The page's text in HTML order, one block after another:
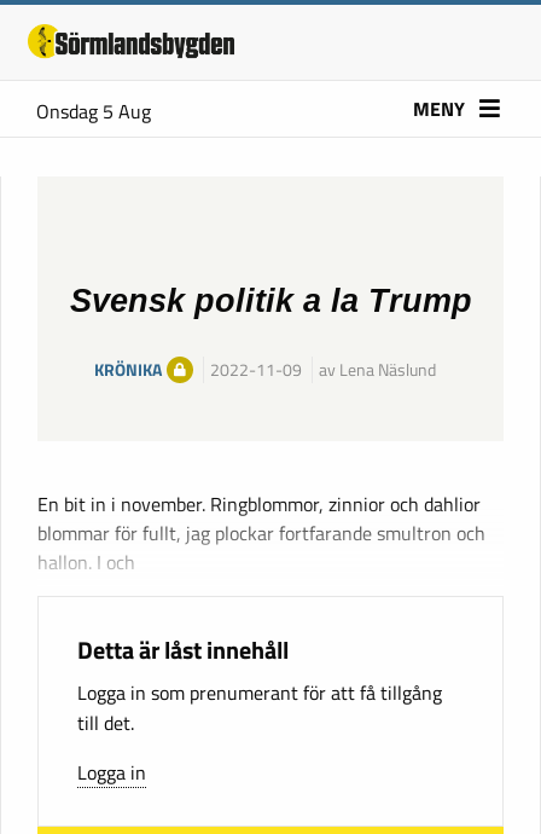
Onsdag 5 Aug MENY
Svensk politik a la Trump
KRÖNIKA 2022-11-09 av Lena Näslund
En bit in i november. Ringblommor, zinnior och dahlior
blommar för fullt, jag plockar fortfarande smultron och
hallon. I och
Detta är låst innehåll
Logga in som prenumerant för att få tillgång
till det.
Logga in